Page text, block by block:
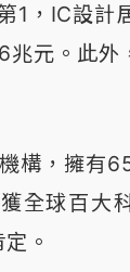
1，IC設
元。此外
構，擁有
全球百大
。